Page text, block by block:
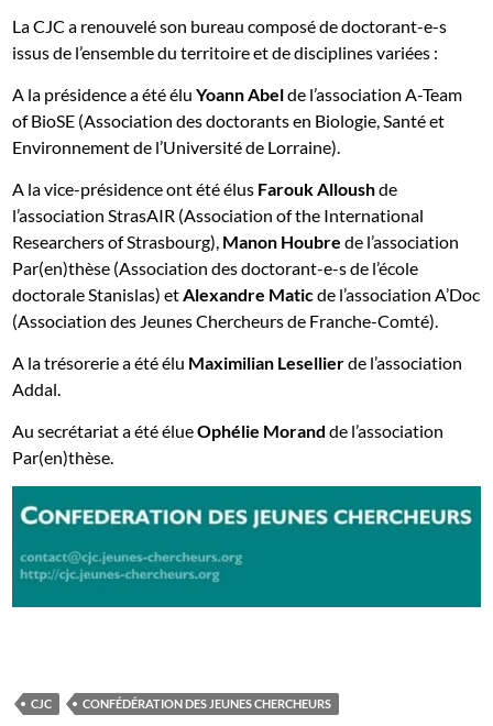
La CJC a renouvelé son bureau composé de doctorant-e-s
issus de l’ensemble du territoire et de disciplines variées :
A la présidence a été éluYoann Abelde l’association A-Team
of BioSE (Association des doctorants en Biologie, Santé et
Environnement de l’Université de Lorraine).
A la vice-présidence ont été élus Farouk Alloushde
l’association StrasAIR (Association of the International
Researchers of Strasbourg), Manon Houbre de l’association
Par(en)thèse (Association des doctorant-e-s de l’école
doctorale Stanislas) etAlexandre Maticde l’association A’Doc
(Association des Jeunes Chercheurs de Franche-Comté).
A la trésorerie a été élu Maximilian Lesellierde l’association
Addal.
Au secrétariat a été élueOphélie Morand de l’association
Par(en)thèse.
CJC CONFÉDÉRATION DES JEUNES CHERCHEURS